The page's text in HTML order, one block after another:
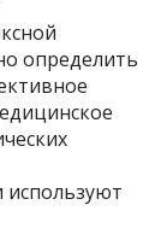
определить
используют